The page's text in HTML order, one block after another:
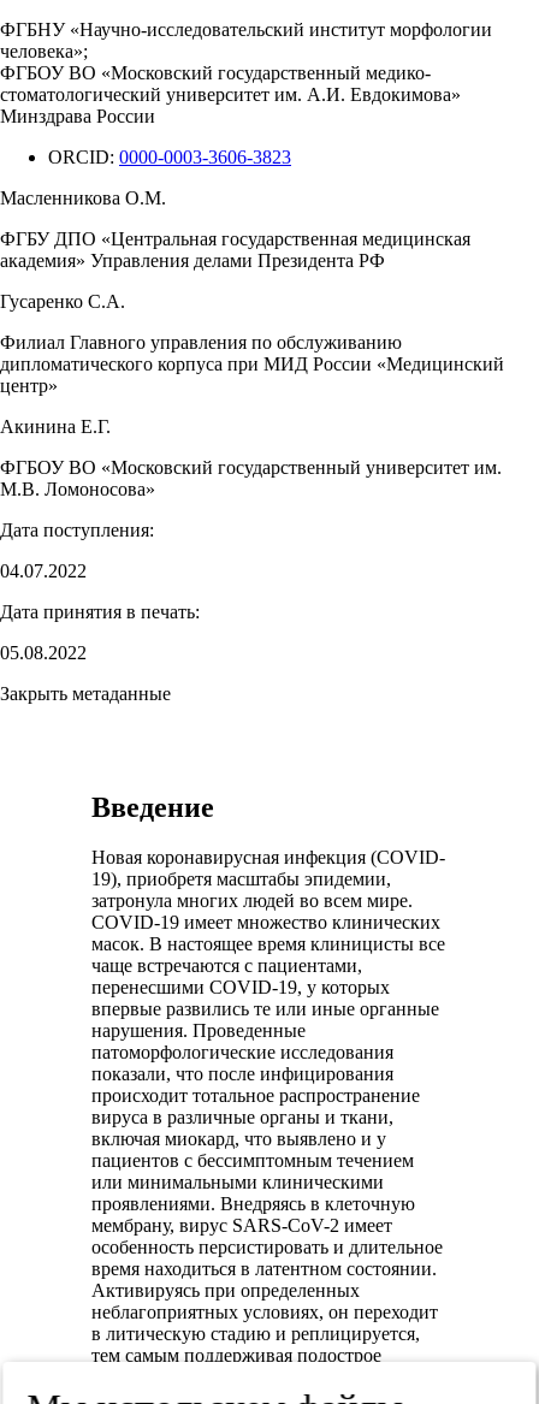
ФГБНУ «Научно-исследовательский институт морфологии
человека»;
ФГБОУ ВО «Московский государственный медико-
стоматологический университет им. А.И. Евдокимова»
Минздрава России
ORCID: 0000-0003-3606-3823
Масленникова О.М.
ФГБУ ДПО «Центральная государственная медицинская
академия» Управления делами Президента РФ
Гусаренко С.А.
Филиал Главного управления по обслуживанию
дипломатического корпуса при МИД России «Медицинский
центр»
Акинина Е.Г.
ФГБОУ ВО «Московский государственный университет им.
М.В. Ломоносова»
Дата поступления:
04.07.2022
Дата принятия в печать:
05.08.2022
Закрыть метаданные
Введение
Новая коронавирусная инфекция (COVID-
19), приобретя масштабы эпидемии,
затронула многих людей во всем мире.
COVID-19 имеет множество клинических
масок. В настоящее время клиницисты все
чаще встречаются с пациентами,
перенесшими COVID-19, у которых
впервые развились те или иные органные
нарушения. Проведенные
патоморфологические исследования
показали, что после инфицирования
происходит тотальное распространение
вируса в различные органы и ткани,
включая миокард, что выявлено и у
пациентов с бессимптомным течением
или минимальными клиническими
проявлениями. Внедряясь в клеточную
мембрану, вирус SARS-CoV-2 имеет
особенность персистировать и длительное
время находиться в латентном состоянии.
Активируясь при определенных
неблагоприятных условиях, он переходит
в литическую стадию и реплицируется,
тем самым поддерживая подострое
Высокая частота тяжелых форм